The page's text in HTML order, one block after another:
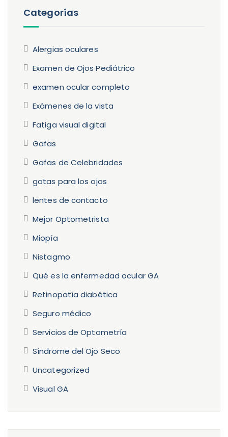
Categorías
Alergias oculares
Examen de Ojos Pediátrico
examen ocular completo
Exámenes de la vista
Fatiga visual digital
Gafas
Gafas de Celebridades
gotas para los ojos
lentes de contacto
Mejor Optometrista
Miopía
Nistagmo
Qué es la enfermedad ocular GA
Retinopatía diabética
Seguro médico
Servicios de Optometría
Síndrome del Ojo Seco
Uncategorized
Visual GA